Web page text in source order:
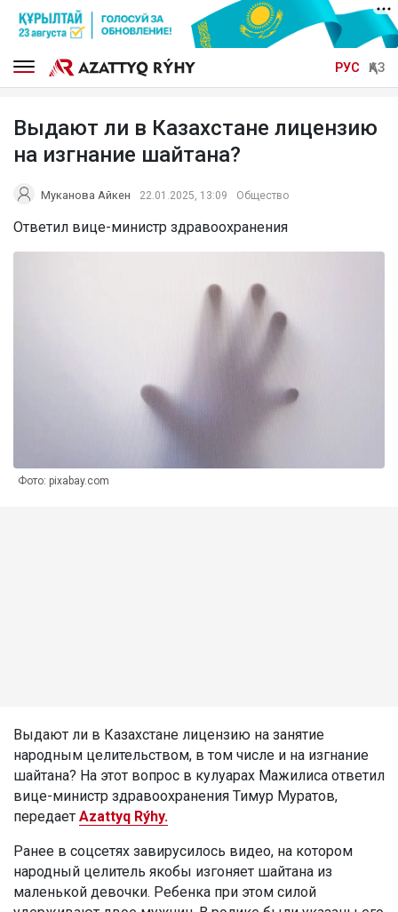
РУС ҚАЗ
Выдают ли в Казахстане лицензию
на изгнание шайтана?
Муканова Айкен 22.01.2025, 13:09 Общество
Ответил вице-министр здравоохранения
Фото: pixabay.com
Выдают ли в Казахстане лицензию на занятие
народным целительством, в том числе и на изгнание
шайтана? На этот вопрос в кулуарах Мажилиса ответил
вице-министр здравоохранения Тимур Муратов,
передает Azattyq Rýhy.
Ранее в соцсетях завирусилось видео, на котором
народный целитель якобы изгоняет шайтана из
маленькой девочки. Ребенка при этом силой